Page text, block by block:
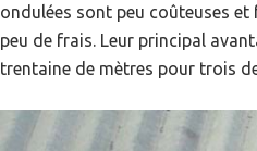
ondulées sont peu coûteuses
peu de frais. Leur principal
trentaine de mètres pour trois